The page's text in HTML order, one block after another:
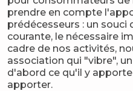
prendre en compte
prédécesseurs : un
courante, le nécessaire
cadre de nos activités,
association qui "vibre",
d'abord ce qu'il y
apporter.